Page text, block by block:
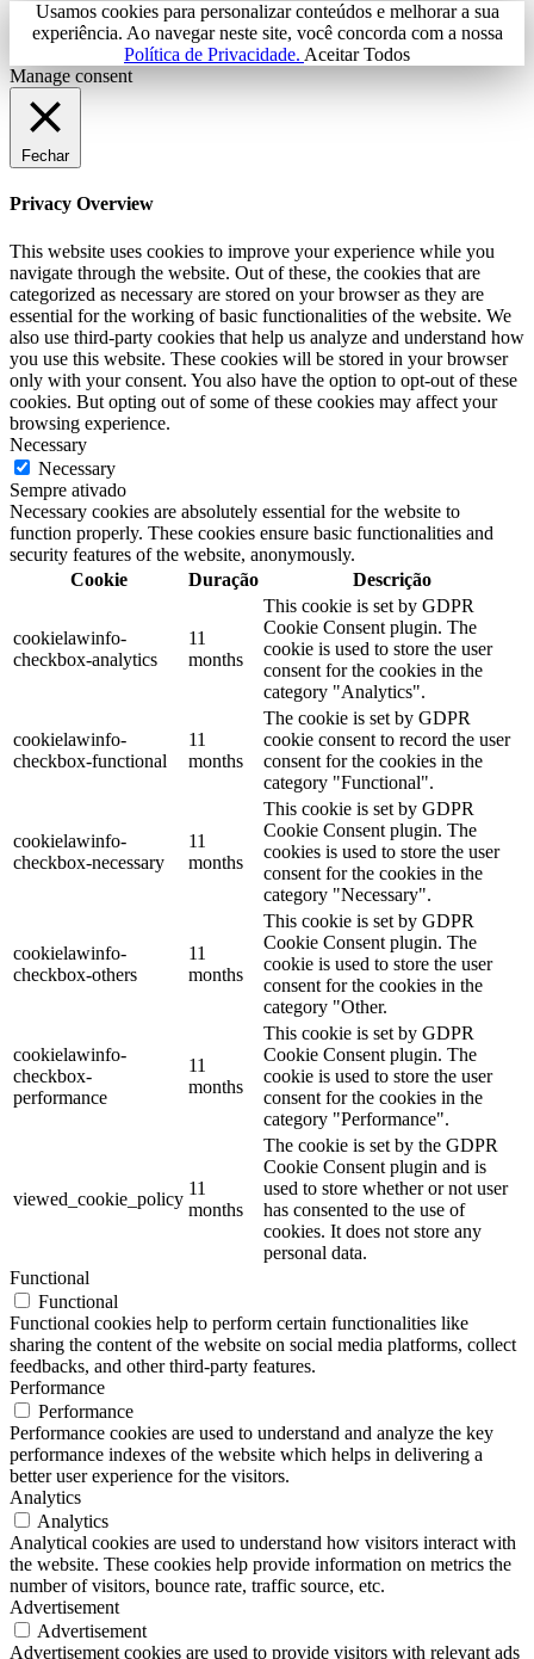
Usamos cookies para personalizar conteúdos e melhorar a sua
experiência. Ao navegar neste site, você concorda com a nossa
Política de Privacidade. Aceitar Todos
Manage consent
Fechar
Privacy Overview
This website uses cookies to improve your experience while you
navigate through the website. Out of these, the cookies that are
categorized as necessary are stored on your browser as they are
essential for the working of basic functionalities of the website. We
also use third-party cookies that help us analyze and understand how
you use this website. These cookies will be stored in your browser
only with your consent. You also have the option to opt-out of these
cookies. But opting out of some of these cookies may affect your
browsing experience.
Necessary
Necessary
Sempre ativado
Necessary cookies are absolutely essential for the website to
function properly. These cookies ensure basic functionalities and
security features of the website, anonymously.
Cookie
Duração Descrição
cookielawinfo-
checkbox-analytics
11
months
This cookie is set by GDPR
Cookie Consent plugin. The
cookie is used to store the user
consent for the cookies in the
category "Analytics".
cookielawinfo-
checkbox-functional
11
months
The cookie is set by GDPR
cookie consent to record the user
consent for the cookies in the
category "Functional".
cookielawinfo-
checkbox-necessary
11
months
This cookie is set by GDPR
Cookie Consent plugin. The
cookies is used to store the user
consent for the cookies in the
category "Necessary".
cookielawinfo-
checkbox-others
11
months
This cookie is set by GDPR
Cookie Consent plugin. The
cookie is used to store the user
consent for the cookies in the
category "Other.
cookielawinfo-
checkbox-
performance
11
months
This cookie is set by GDPR
Cookie Consent plugin. The
cookie is used to store the user
consent for the cookies in the
category "Performance".
viewed_cookie_policy
11
months
The cookie is set by the GDPR
Cookie Consent plugin and is
used to store whether or not user
has consented to the use of
cookies. It does not store any
personal data.
Functional
Functional
Functional cookies help to perform certain functionalities like
sharing the content of the website on social media platforms, collect
feedbacks, and other third-party features.
Performance
Performance
Performance cookies are used to understand and analyze the key
performance indexes of the website which helps in delivering a
better user experience for the visitors.
Analytics
Analytics
Analytical cookies are used to understand how visitors interact with
the website. These cookies help provide information on metrics the
number of visitors, bounce rate, traffic source, etc.
Advertisement
Advertisement
Advertisement cookies are used to provide visitors with relevant ads